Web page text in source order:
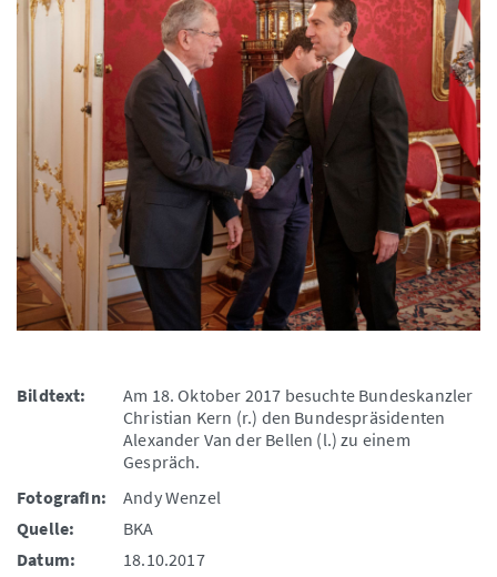
Bildtext:
Am 18. Oktober 2017 besuchte Bundeskanzler
Christian Kern (r.) den Bundespräsidenten
Alexander Van der Bellen (l.) zu einem
Gespräch.
FotografIn:
Andy Wenzel
Quelle:
BKA
Datum:
18.10.2017